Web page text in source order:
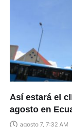
Así estará el
agosto en
agosto 7, 7:32 AM